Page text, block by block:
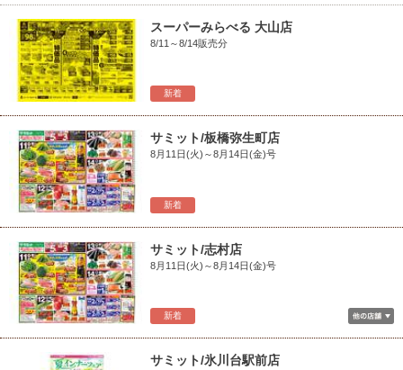
新着
スーパーみらべる 大山店
8/11～8/14販売分
新着
サミット/板橋弥生町店
8月11日(火)～8月14日(金)号
新着
サミット/志村店
8月11日(火)～8月14日(金)号
サミット/氷川台駅前店